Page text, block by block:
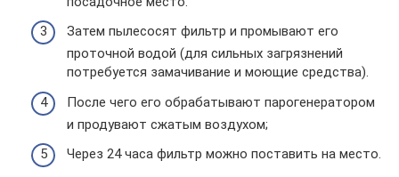
Затем пылесосят фильтр и промывают его
проточной водой (для сильных загрязнений
потребуется замачивание и моющие средства).
После чего его обрабатывают парогенератором
и продувают сжатым воздухом;
Через 24 часа фильтр можно поставить на место.